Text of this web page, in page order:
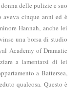
donna delle pulizie e suo
aveva cinque anni ed è
Hannah, anche lei
una borsa di studio
Academy of Dramatic
a lamentarsi di lei
a Battersea,
qualcosa. Questo è